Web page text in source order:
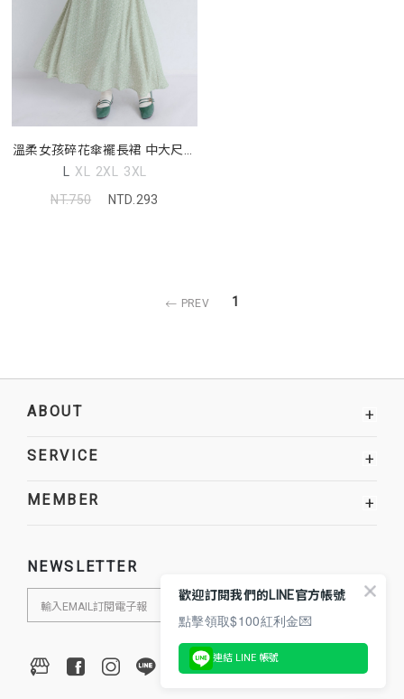
溫柔女孩碎花傘襬長裙 中大尺碼
裙子
L XL 2XL 3XL
NT.750
NTD.293
PREV 1
ABOUT +
SERVICE +
MEMBER +
NEWSLETTER
歡迎訂閱我們的LINE官方帳號
點擊領取$100紅利金💌
連結 LINE 帳號